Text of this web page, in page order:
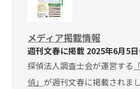
メディア掲載情報
週刊文春に掲載 2025年6月5
探偵法人調査士会が運営する
偵」が週刊文春に掲載されま